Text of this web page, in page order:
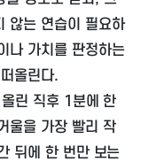
않는 연습이 필요하
나 가치를 판정하는
올린다.
린 직후 1분에 한
울을 가장 빨리 작
뒤에 한 번만 보는